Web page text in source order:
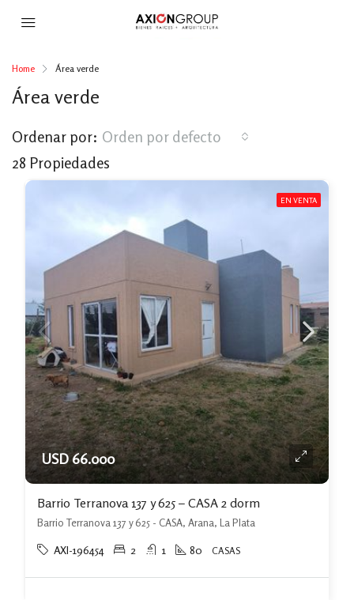
Home Área verde
Área verde
28 Propiedades
Ordenar por: Orden por defecto
EN VENTA
USD 66.000
Barrio Terranova 137 y 625 – CASA 2 dorm
Barrio Terranova 137 y 625 - CASA, Arana, La Plata
AXI-196454 2 1 80 CASAS